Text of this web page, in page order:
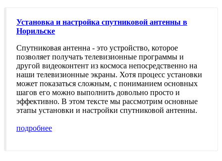
Установка и настройка спутниковой антенны в
Норильске
Спутниковая антенна - это устройство, которое
позволяет получать телевизионные программы и
другой видеоконтент из космоса непосредственно на
наши телевизионные экраны. Хотя процесс установки
может показаться сложным, с пониманием основных
шагов его можно выполнить довольно просто и
эффективно. В этом тексте мы рассмотрим основные
этапы установки и настройки спутниковой антенны.
подробнее